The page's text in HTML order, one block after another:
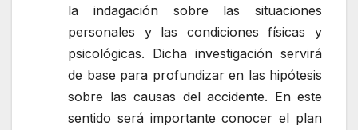
la indagación sobre las situaciones
personales y las condiciones físicas y
psicológicas. Dicha investigación servirá
de base para profundizar en las hipótesis
sobre las causas del accidente. En este
sentido será importante conocer el plan